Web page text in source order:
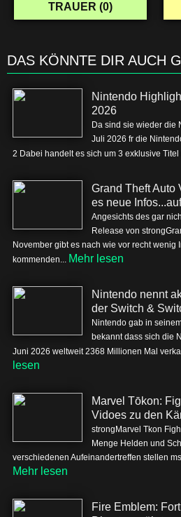
TRAUER (0)
DAS KÖNNTE DIR AUCH
Nintendo
2026
Da sind sie wieder die
Juli 2026 fr die
2 Dabei handelt es sich um 3 exklusive Titel
Grand Theft Auto
es neue
Angesichts des gar
Release von
November gibt es nach wie vor recht wenig
kommenden... Mehr lesen
Nintendo nennt
der Switch &
Nintendo gab in
bekannt dass sich die
Juni 2026 weltweit 2368 Millionen Mal
lesen
Marvel Tōkon:
Vidoes zu den
strongMarvel Tkon
Menge Helden und
verschiedenen Aufeinandertreffen stellen
Mehr lesen
Fire Emblem: